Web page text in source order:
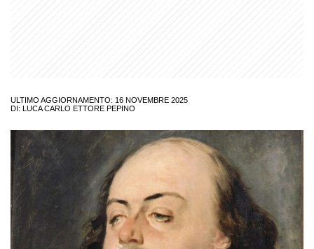
ULTIMO AGGIORNAMENTO: 16 NOVEMBRE 2025
DI: LUCA CARLO ETTORE PEPINO